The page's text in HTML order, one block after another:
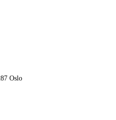
Oslo